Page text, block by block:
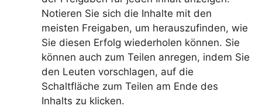
Notieren Sie sich die Inhalte mit den
meisten Freigaben, um herauszufinden, wie
Sie diesen Erfolg wiederholen können. Sie
können auch zum Teilen anregen, indem Sie
den Leuten vorschlagen, auf die
Schaltfläche zum Teilen am Ende des
Inhalts zu klicken.